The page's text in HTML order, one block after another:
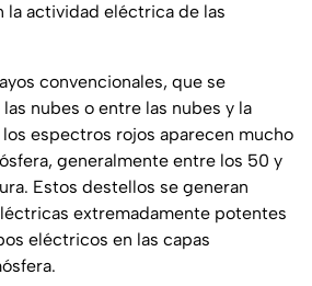
la actividad eléctrica de las
convencionales, que se
nubes o entre las nubes y la
espectros rojos aparecen mucho
generalmente entre los 50 y
Estos destellos se generan
extremadamente potentes
eléctricos en las capas